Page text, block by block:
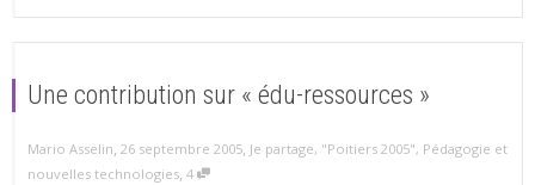
Une contribution sur « édu-ressources »
Mario Asselin, 26 septembre 2005, Je partage, "Poitiers 2005", Pédagogie et
nouvelles technologies, 4